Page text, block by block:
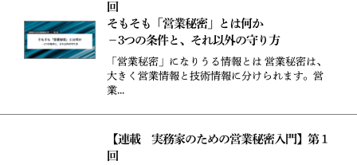
回
そもそも「営業秘密」とは何か
－3つの条件と、それ以外の守り方
「営業秘密」になりうる情報とは 営業秘密は、
大きく営業情報と技術情報に分けられます。営
業...
【連載 実務家のための営業秘密入門】第１
回